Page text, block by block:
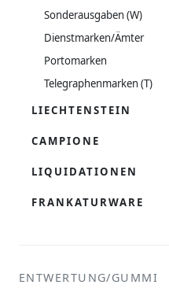
Sonderausgaben (W)
Dienstmarken/Ämter
Portomarken
Telegraphenmarken (T)
LIECHTENSTEIN
CAMPIONE
LIQUIDATIONEN
FRANKATURWARE
ENTWERTUNG/GUMMI